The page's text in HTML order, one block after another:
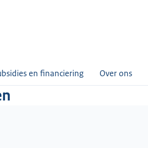
en financiering Over ons